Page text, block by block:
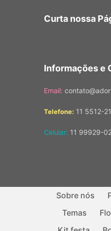
Curta nossa
Informações e
Email:
Telefone: 11 5512-
Celular: 11 99929-
Sobre nós
Temas